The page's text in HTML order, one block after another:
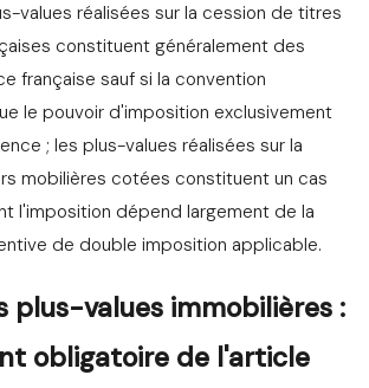
values réalisées sur la cession de titres
constituent généralement des
française sauf si la convention
le pouvoir d'imposition exclusivement
; les plus-values réalisées sur la
mobilières cotées constituent un cas
l'imposition dépend largement de la
de double imposition applicable.
plus-values immobilières :
obligatoire de l'article